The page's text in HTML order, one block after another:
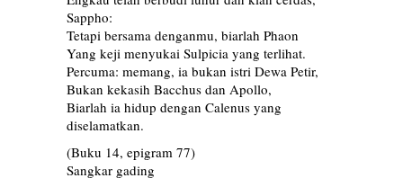
Sappho:
Tetapi bersama denganmu, biarlah Phaon
Yang keji menyukai Sulpicia yang terlihat.
Percuma: memang, ia bukan istri Dewa Petir,
Bukan kekasih Bacchus dan Apollo,
Biarlah ia hidup dengan Calenus yang
diselamatkan.
(Buku 14, epigram 77)
Sangkar gading